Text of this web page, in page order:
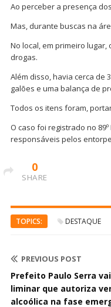
Ao perceber a presença
Mas, durante buscas na
No local, em primeiro
drogas.
Além disso, havia cerca de
galões e uma balança de
Todos os itens foram,
O caso foi registrado no
responsáveis pelos
0
SHARE
TOPICS: DESTAQUE
PREVIOUS POST
Prefeito Paulo Serra
liminar que autoriza
alcoólica na fase